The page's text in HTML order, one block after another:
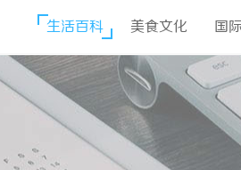
生活百科 美食文化 国